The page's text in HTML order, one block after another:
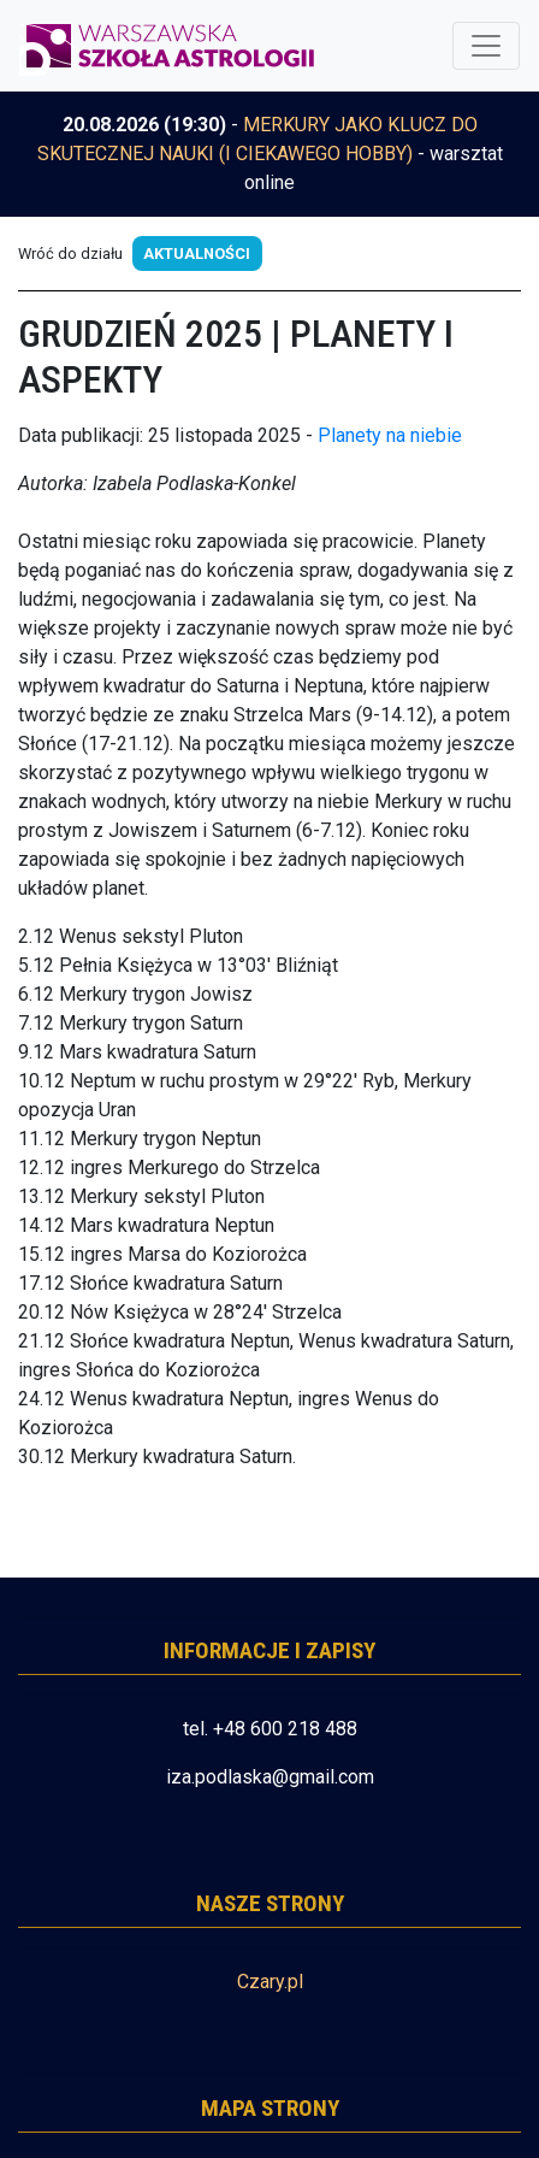
20.08.2026 (19:30)- MERKURY JAKO KLUCZ DO
SKUTECZNEJ NAUKI (I CIEKAWEGO HOBBY)- warsztat
online
Wróć do działu AKTUALNOŚCI
GRUDZIEŃ 2025 | PLANETY I
ASPEKTY
Data publikacji: 25 listopada 2025 - Planety na niebie
Autorka: Izabela Podlaska-Konkel
Ostatni miesiąc roku zapowiada się pracowicie. Planety
będą poganiać nas do kończenia spraw, dogadywania się z
ludźmi, negocjowania i zadawalania się tym, co jest. Na
większe projekty i zaczynanie nowych spraw może nie być
siły i czasu. Przez większość czas będziemy pod
wpływem kwadratur do Saturna i Neptuna, które najpierw
tworzyć będzie ze znaku Strzelca Mars (9-14.12), a potem
Słońce (17-21.12). Na początku miesiąca możemy jeszcze
skorzystać z pozytywnego wpływu wielkiego trygonu w
znakach wodnych, który utworzy na niebie Merkury w ruchu
prostym z Jowiszem i Saturnem (6-7.12). Koniec roku
zapowiada się spokojnie i bez żadnych napięciowych
układów planet.
2.12 Wenus sekstyl Pluton
5.12 Pełnia Księżyca w 13°03′ Bliźniąt
6.12 Merkury trygon Jowisz
7.12 Merkury trygon Saturn
9.12 Mars kwadratura Saturn
10.12 Neptum w ruchu prostym w 29°22′ Ryb, Merkury
opozycja Uran
11.12 Merkury trygon Neptun
12.12 ingres Merkurego do Strzelca
13.12 Merkury sekstyl Pluton
14.12 Mars kwadratura Neptun
15.12 ingres Marsa do Koziorożca
17.12 Słońce kwadratura Saturn
20.12 Nów Księżyca w 28°24′ Strzelca
21.12 Słońce kwadratura Neptun, Wenus kwadratura Saturn,
ingres Słońca do Koziorożca
24.12 Wenus kwadratura Neptun, ingres Wenus do
Koziorożca
30.12 Merkury kwadratura Saturn.
INFORMACJE I ZAPISY
tel. +48 600 218 488
iza.podlaska@gmail.com
NASZE STRONY
Czary.pl
MAPA STRONY